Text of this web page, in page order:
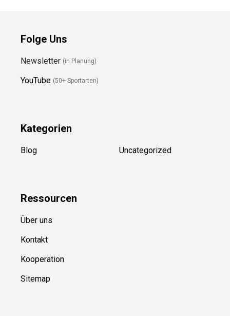
Folge Uns
YouTube (50+ Sportarten)
Blog
Ressource
Über uns
Kontakt